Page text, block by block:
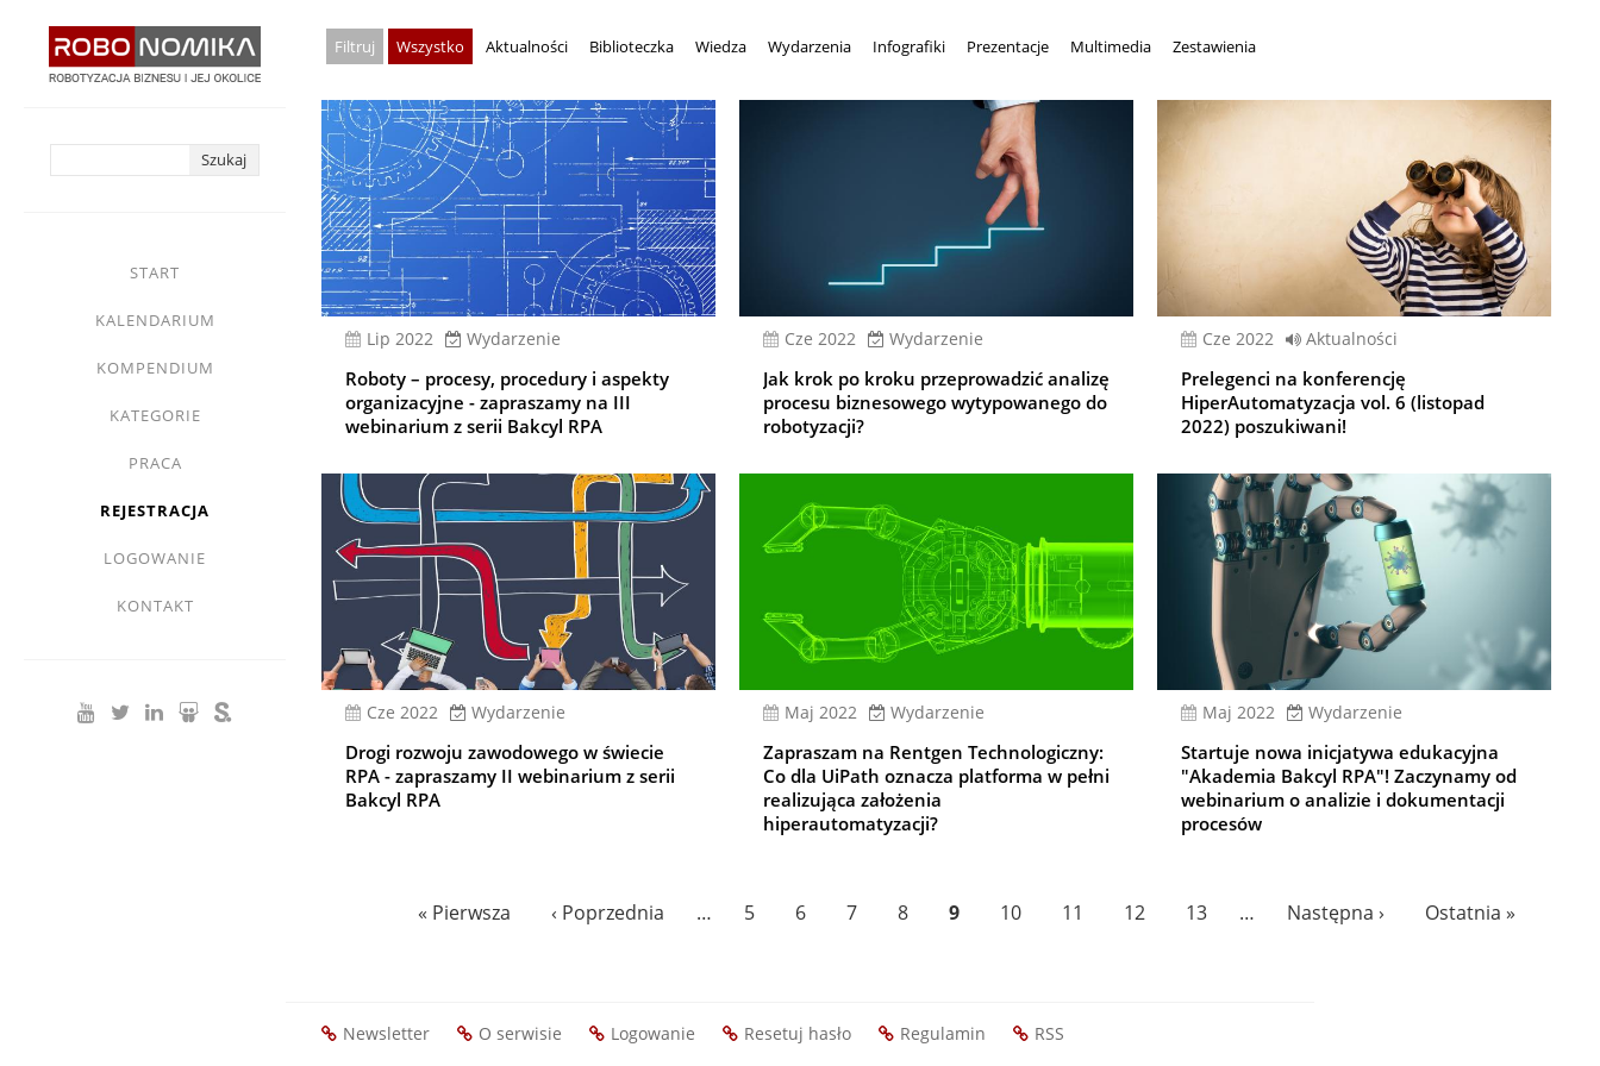
START
KALENDARIUM
KOMPENDIUM
KATEGORIE
PRACA
REJESTRACJA
LOGOWANIE
KONTAKT
Wszystko Aktualności Biblioteczka Wiedza Wydarzenia Infografiki Prezentacje Multimedia Zestawienia
lip 2022 Wydarzenie
Roboty – procesy, procedury i aspekty
organizacyjne - zapraszamy na III
webinarium z serii Bakcyl RPA
cze 2022 Wydarzenie
Jak krok po kroku przeprowadzić analizę
procesu biznesowego wytypowanego do
robotyzacji?
cze 2022 Aktualności
Prelegenci na konferencję
HiperAutomatyzacja vol. 6 (listopad
2022) poszukiwani!
cze 2022 Wydarzenie
Drogi rozwoju zawodowego w świecie
RPA - zapraszamy II webinarium z serii
Bakcyl RPA
Maj 2022 Wydarzenie
Zapraszam na Rentgen Technologiczny:
Co dla UiPath oznacza platforma w pełni
realizująca założenia
hiperautomatyzacji?
Maj 2022 Wydarzenie
Startuje nowa inicjatywa edukacyjna
"Akademia Bakcyl RPA"! Zaczynamy od
webinarium o analizie i dokumentacji
procesów
Pierwsza
« Pierwsza
Poprzednia
‹ Poprzednia … Page
5 Page
6 Page
7 Page
8
Bieżąca
9 Page
10 Page
11 Page
12 Page
13 …
Następna
Następna ›
Ostatnia
Ostatnia »
Newsletter O serwisie Logowanie Resetuj hasło Regulamin RSS